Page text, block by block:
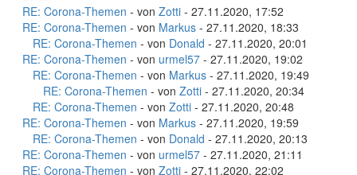
RE: Corona-Themen - von Zotti - 27.11.2020, 17:52
RE: Corona-Themen - von Markus - 27.11.2020, 18:33
RE: Corona-Themen - von Donald - 27.11.2020, 20:01
RE: Corona-Themen - von urmel57 - 27.11.2020, 19:02
RE: Corona-Themen - von Markus - 27.11.2020, 19:49
RE: Corona-Themen - von Zotti - 27.11.2020, 20:34
RE: Corona-Themen - von Zotti - 27.11.2020, 20:48
RE: Corona-Themen - von Markus - 27.11.2020, 19:59
RE: Corona-Themen - von Donald - 27.11.2020, 20:13
RE: Corona-Themen - von urmel57 - 27.11.2020, 21:11
RE: Corona-Themen - von Zotti - 27.11.2020, 22:02